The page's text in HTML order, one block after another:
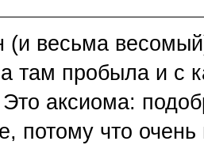
(и весьма
там пробыла и с
аксиома:
потому что